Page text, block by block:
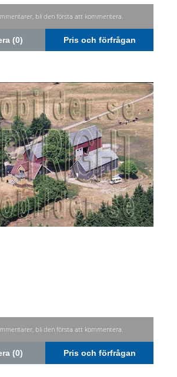
bli den första att kommentera.
(0) Pris och förfrågan
bli den första att kommentera.
(0) Pris och förfrågan